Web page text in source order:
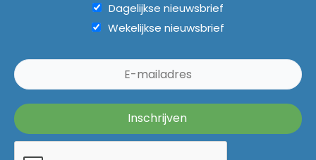
Dagelijkse nieuwsbrief
Wekelijkse nieuwsbrief